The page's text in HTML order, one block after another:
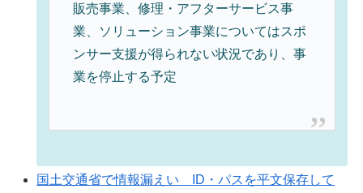
販売事業、修理・アフターサービス事
業、ソリューション事業についてはスポ
ンサー支援が得られない状況であり、事
業を停止する予定
国土交通省で情報漏えい ID・パスを平文保存して